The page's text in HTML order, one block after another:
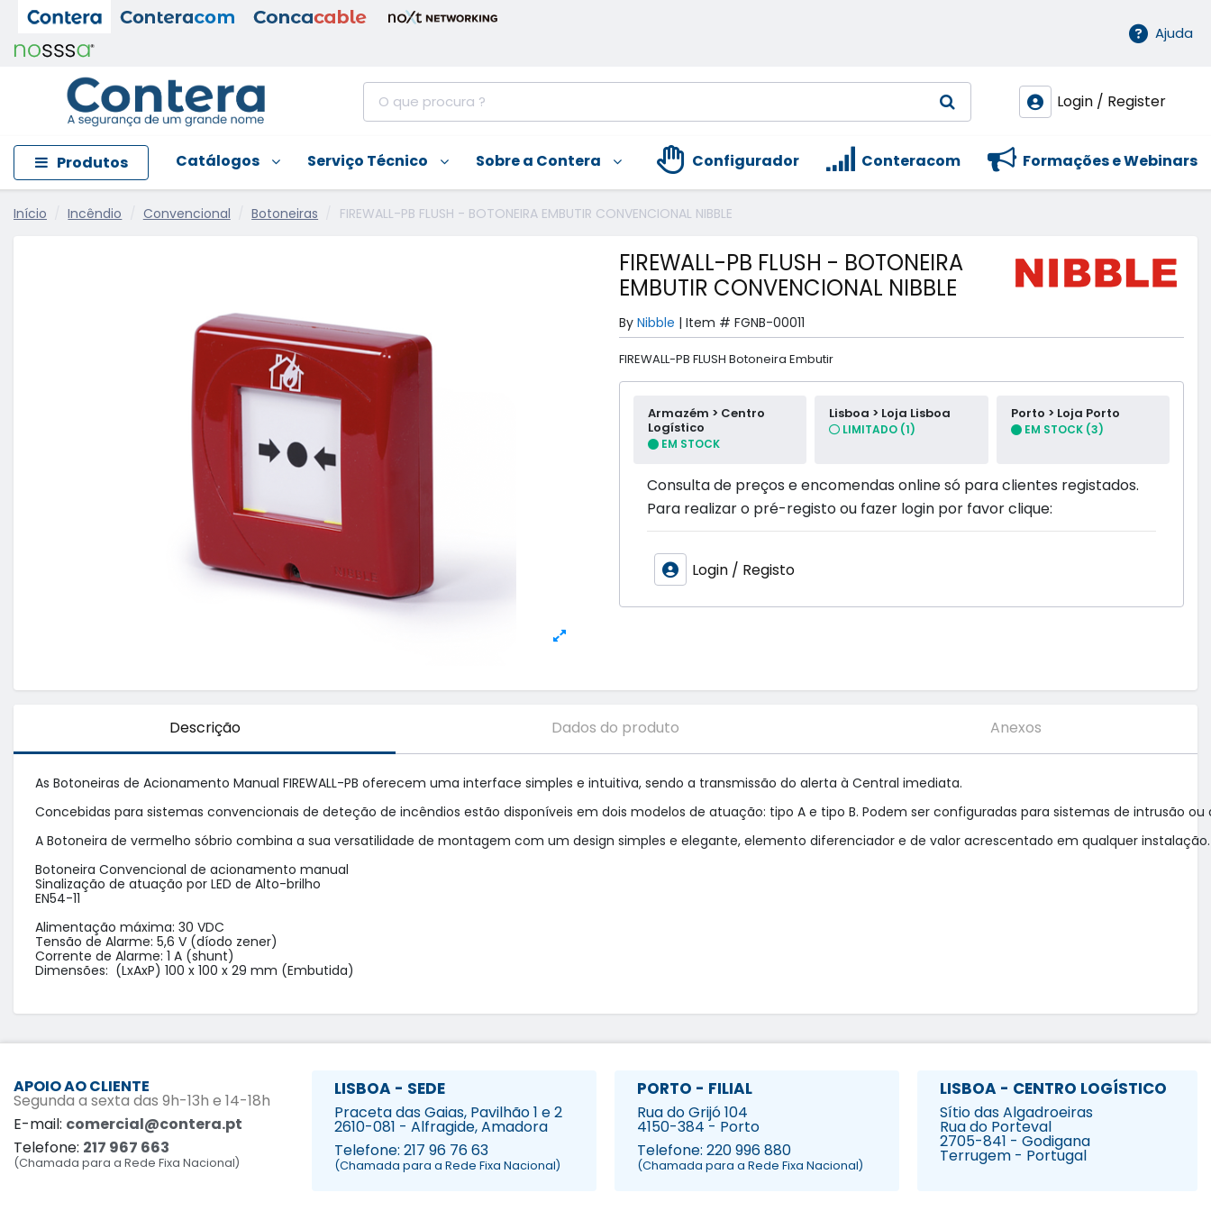
Ajuda
Login / Register
Produtos Catálogos Serviço Técnico Sobre a Contera Formações e Webinars
Conteracom
Configurador
Início Incêndio Convencional Botoneiras FIREWALL-PB FLUSH - BOTONEIRA EMBUTIR CONVENCIONAL NIBBLE
FIREWALL-PB FLUSH - BOTONEIRA
EMBUTIR CONVENCIONAL NIBBLE
By Nibble | Item # FGNB-00011
FIREWALL-PB FLUSH Botoneira Embutir
Armazém > Centro
Logístico
EM STOCK
Lisboa > Loja Lisboa
LIMITADO (1)
Porto > Loja Porto
EM STOCK (3)
Consulta de preços e encomendas online só para clientes registados.
Para realizar o pré-registo ou fazer login por favor clique:
Login / Registo
Descrição Dados do produto Anexos
As Botoneiras de Acionamento Manual FIREWALL-PB oferecem uma interface simples e intuitiva, sendo a transmissão do alerta à Central imediata.
Concebidas para sistemas convencionais de deteção de incêndios estão disponíveis em dois modelos de atuação: tipo A e tipo B. Podem ser configuradas para sistemas de intrusão
A Botoneira de vermelho sóbrio combina a sua versatilidade de montagem com um design simples e elegante, elemento diferenciador e de valor acrescentado em qualquer instalação.
Botoneira Convencional de acionamento manual
Sinalização de atuação por LED de Alto-brilho
EN54-11
Alimentação máxima: 30 VDC
Tensão de Alarme: 5,6 V (díodo zener)
Corrente de Alarme: 1 A (shunt)
Dimensões:  (LxAxP) 100 x 100 x 29 mm (Embutida)
APOIO AO CLIENTE
Segunda a sexta das 9h-13h e 14-18h
E-mail: comercial@contera.pt
Telefone: 217 967 663
(Chamada para a Rede Fixa Nacional)
LISBOA - SEDE
Praceta das Gaias, Pavilhão 1 e 2
2610-081 - Alfragide, Amadora
Telefone: 217 96 76 63
(Chamada para a Rede Fixa Nacional)
PORTO - FILIAL
Rua do Grijó 104
4150-384 - Porto
Telefone: 220 996 880
(Chamada para a Rede Fixa Nacional)
LISBOA - CENTRO LOGÍSTICO
Sítio das Algadroeiras
Rua do Porteval
2705-841 - Godigana
Terrugem - Portugal